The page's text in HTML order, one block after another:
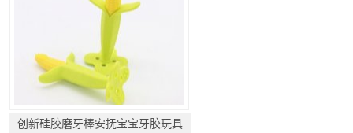
创新硅胶磨牙棒安抚宝宝牙胶玩具